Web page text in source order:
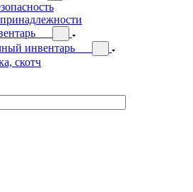
инвентарь
скотч